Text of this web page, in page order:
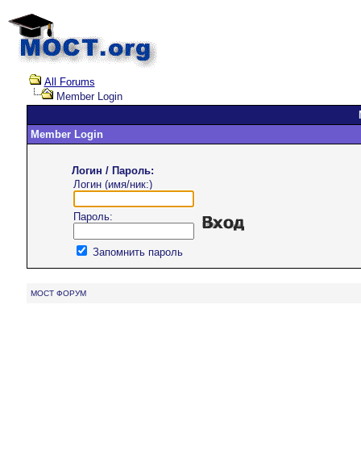
All Forums
Member Login
Member Login
Логин / Пароль:
Логин (имя/ник:)
Пароль:
Запомнить пароль
MOCT ФОРУМ